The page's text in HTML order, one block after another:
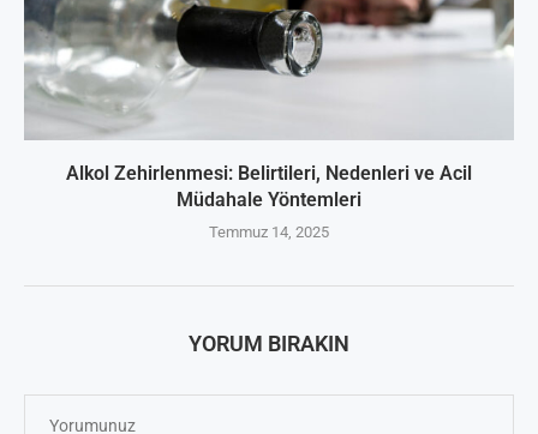
Alkol Zehirlenmesi: Belirtileri, Nedenleri ve Acil
Müdahale Yöntemleri
Temmuz 14, 2025
YORUM BIRAKIN